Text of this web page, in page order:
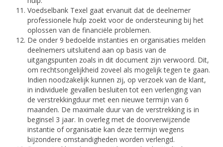
Voedselbank Texel gaat ervanuit dat de deelnemer
professionele hulp zoekt voor de ondersteuning bij het
oplossen van de financiële problemen.
De onder 9 bedoelde instanties en organisaties melden
deelnemers uitsluitend aan op basis van de
uitgangspunten zoals in dit document zijn verwoord. Dit,
om rechtsongelijkheid zoveel als mogelijk tegen te gaan.
Indien noodzakelijk kunnen zij, op verzoek van de klant,
in individuele gevallen besluiten tot een verlenging van
de verstrekkingduur met een nieuwe termijn van 6
maanden. De maximale duur van de verstrekking is in
beginsel 3 jaar. In overleg met de doorverwijzende
instantie of organisatie kan deze termijn wegens
bijzondere omstandigheden worden verlengd.